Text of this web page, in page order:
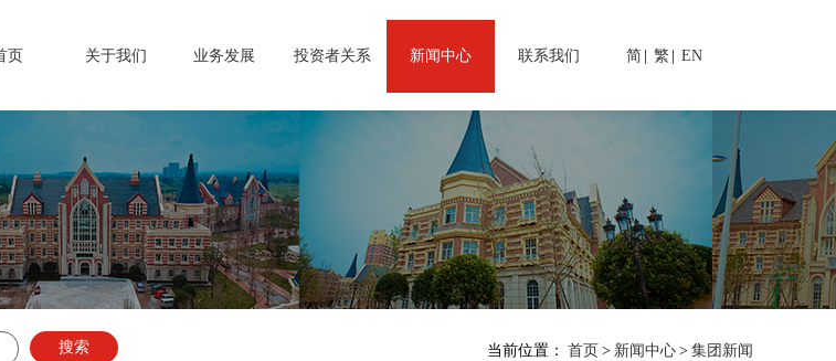
页 关于我们 业务发展 投资者关系 新闻中心 联系我们 简 繁 EN
搜索 当前位置： 首页 > 新闻中心 > 集团新闻